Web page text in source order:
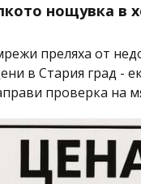
нощувка в
преляха от
в Стария град -
проверка на